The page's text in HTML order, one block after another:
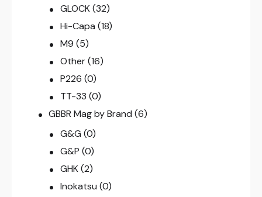
GLOCK (32)
Hi-Capa (18)
M9 (5)
Other (16)
P226 (0)
TT-33 (0)
GBBR Mag by Brand (6)
G&G (0)
G&P (0)
GHK (2)
Inokatsu (0)